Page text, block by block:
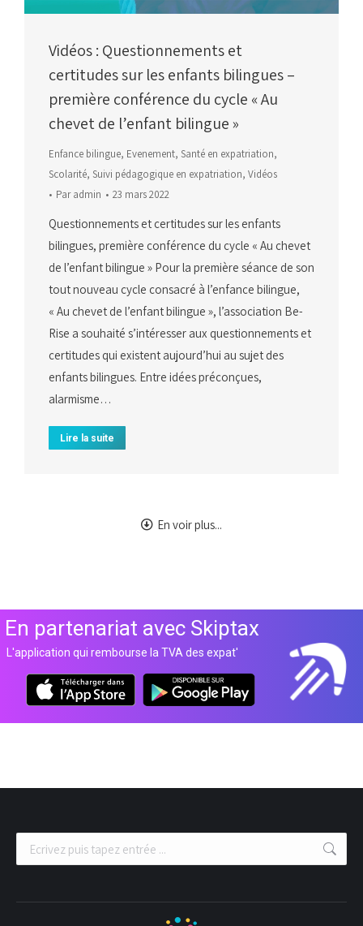
Vidéos : Questionnements et
certitudes sur les enfants bilingues –
première conférence du cycle « Au
chevet de l’enfant bilingue »
Enfance bilingue, Evenement, Santé en expatriation,
Scolarité, Suivi pédagogique en expatriation, Vidéos
Paradmin 23 mars 2022
Questionnements et certitudes sur les enfants
bilingues, première conférence du cycle « Au chevet
de l’enfant bilingue » Pour la première séance de son
tout nouveau cycle consacré à l’enfance bilingue,
« Au chevet de l’enfant bilingue », l’association Be-
Rise a souhaité s’intéresser aux questionnements et
certitudes qui existent aujourd’hui au sujet des
enfants bilingues. Entre idées préconçues,
alarmisme…
Lire la suite
En voir plus...
En partenariat avec Skiptax
L'application qui rembourse la TVA des expat'